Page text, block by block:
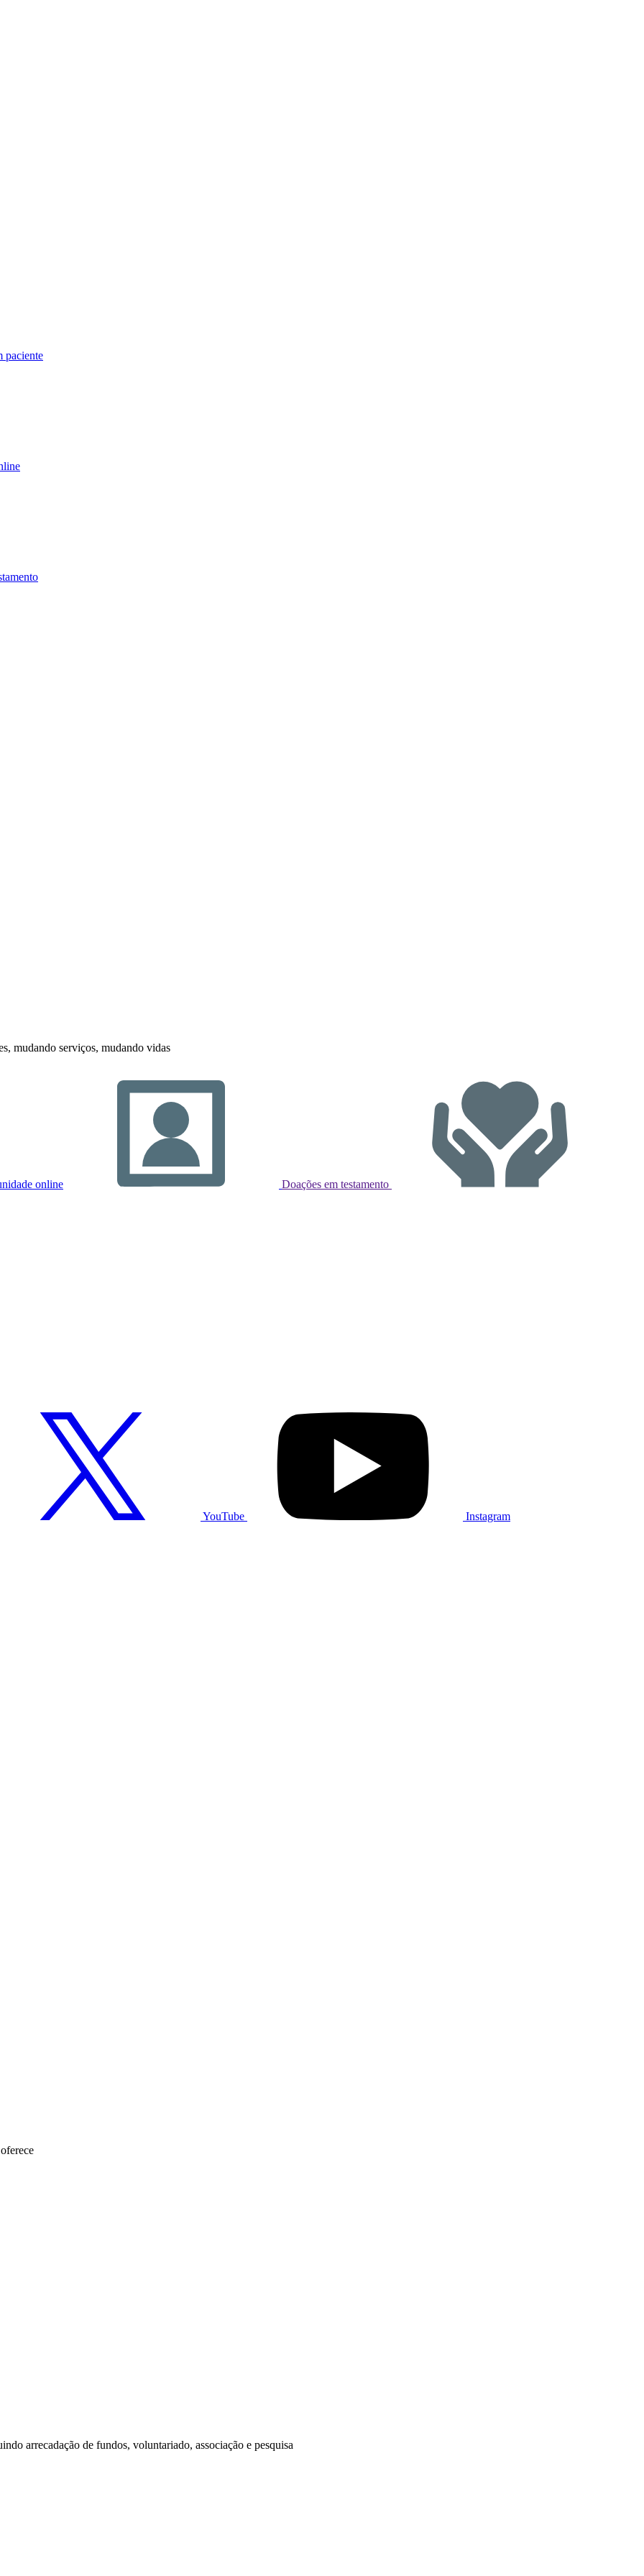
paciente
mudando serviços, mudando vidas
online Doações em testamento
YouTube Instagram
arrecadação de fundos, voluntariado, associação e pesquisa